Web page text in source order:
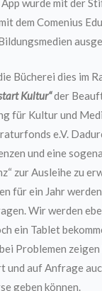
wurde mit der
dem Comenius
Bücherei dies im
Kultur“der
für Kultur und
e.V.
und eine
zur Ausleihe zu
für ein Jahr
Wir werden
ein Tablet
Problemen zeigen
und auf Anfrage
geben können.